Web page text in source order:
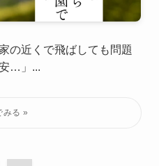
の近くで飛ばしても問題
…」...